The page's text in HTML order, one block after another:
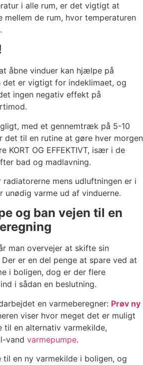
i alle rum, er det vigtigt at
mellem de rum, hvor temperaturen
åbne vinduer kan hjælpe på
det er vigtigt for indeklimaet, og
ingen negativ effekt på
med et gennemtræk på 5-10
det til en rutine at gøre hver morgen
KORT OG EFFEKTIVT, især i de
bad og madlavning.
mens udluftningen er i
unødig varme ud af vinduerne.
og ban vejen til en
man overvejer at skifte sin
er en del penge at spare ved at
i boligen, dog er der flere
i sådan en beslutning.
en varmeberegner: Prøv ny
viser hvor meget det er muligt
til en alternativ varmekilde,
vand varmepumpe.
en ny varmekilde i boligen, og